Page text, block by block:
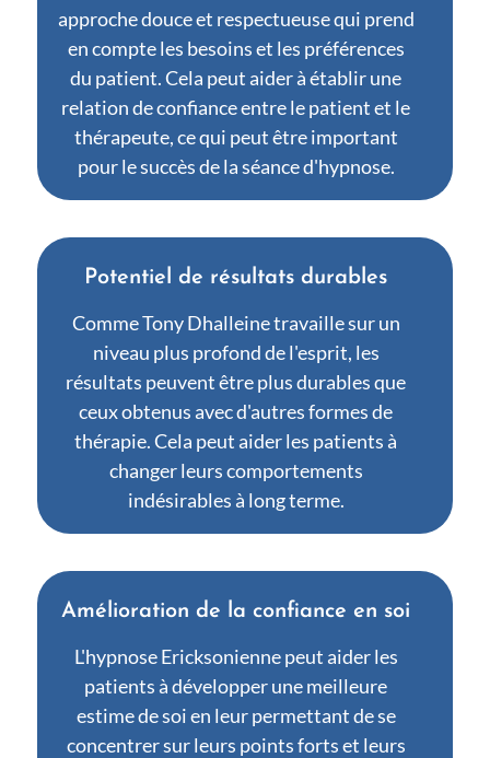
approche douce et respectueuse qui prend
en compte les besoins et les préférences
du patient. Cela peut aider à établir une
relation de confiance entre le patient et le
thérapeute, ce qui peut être important
pour le succès de la séance d'hypnose.
Potentiel de résultats durables
Comme Tony Dhalleine travaille sur un
niveau plus profond de l'esprit, les
résultats peuvent être plus durables que
ceux obtenus avec d'autres formes de
thérapie. Cela peut aider les patients à
changer leurs comportements
indésirables à long terme.
Amélioration de la confiance en soi
L'hypnose Ericksonienne peut aider les
patients à développer une meilleure
estime de soi en leur permettant de se
concentrer sur leurs points forts et leurs